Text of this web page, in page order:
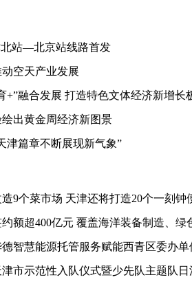
北站—北京站线路首发
空天产业发展
+”融合发展 打造特色文体经济新增长
出黄金周经济新图景
津篇章不断展现新气象”
9个菜市场 天津还将打造20个一刻钟
额超400亿元 覆盖海洋装备制造、绿
智慧能源托管服务赋能西青区委办
市示范性入队仪式暨少先队主题队日